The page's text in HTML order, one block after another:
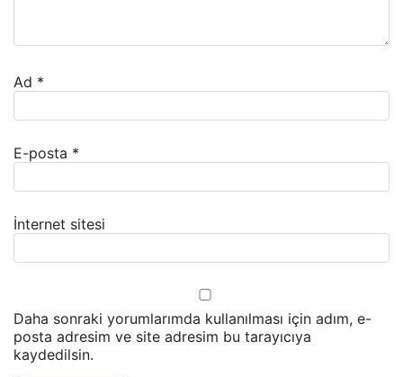
Ad *
E-posta *
İnternet sitesi
Daha sonraki yorumlarımda kullanılması için adım, e-
posta adresim ve site adresim bu tarayıcıya
kaydedilsin.